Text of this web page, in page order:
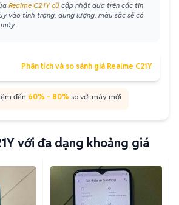
Realme C21Y cũ cập nhật dựa trên các tin
vào tình trạng, dung lượng, màu sắc sẽ có
Phân tích và so sánh giá Realme C21Y
đến 60% - 80% so với máy mới
với đa dạng khoảng giá